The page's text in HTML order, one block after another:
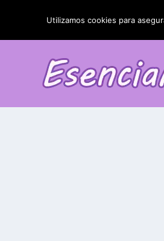
TENDENCIAS: La
Utilizamos cookies para